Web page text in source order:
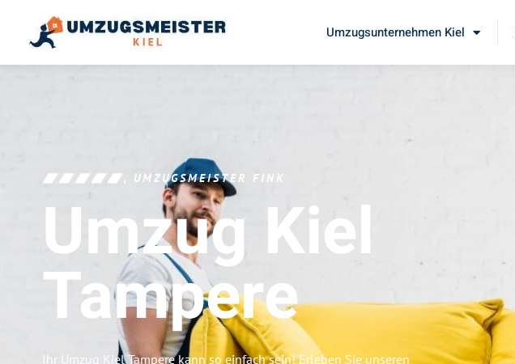
Umzugsunternehmen Kiel
UMZUGSMEISTER FINK
Umzug Kiel
Tampere
Ihr Umzug Kiel Tampere kann so einfach sein! Erleben Sie unseren